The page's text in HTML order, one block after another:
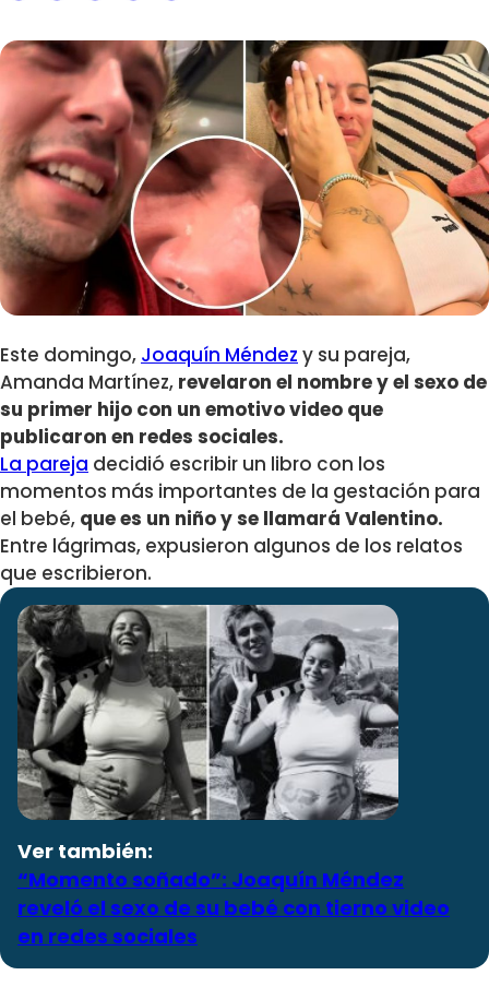
Este domingo, Joaquín Méndez y su pareja,
Amanda Martínez, revelaron el nombre y el sexo de
su primer hijo con un emotivo video que
publicaron en redes sociales.
La pareja decidió escribir un libro con los
momentos más importantes de la gestación para
el bebé, que es un niño y se llamará Valentino.
Entre lágrimas, expusieron algunos de los relatos
que escribieron.
Ver también:
“Momento soñado”: Joaquín Méndez
reveló el sexo de su bebé con tierno video
en redes sociales